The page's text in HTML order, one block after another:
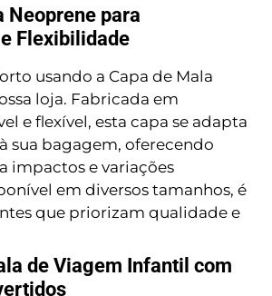
Neoprene para
Flexibilidade
usando a Capa de Mala
loja. Fabricada em
e flexível, esta capa se adapta
sua bagagem, oferecendo
impactos e variações
em diversos tamanhos, é
que priorizam qualidade e
de Viagem Infantil com